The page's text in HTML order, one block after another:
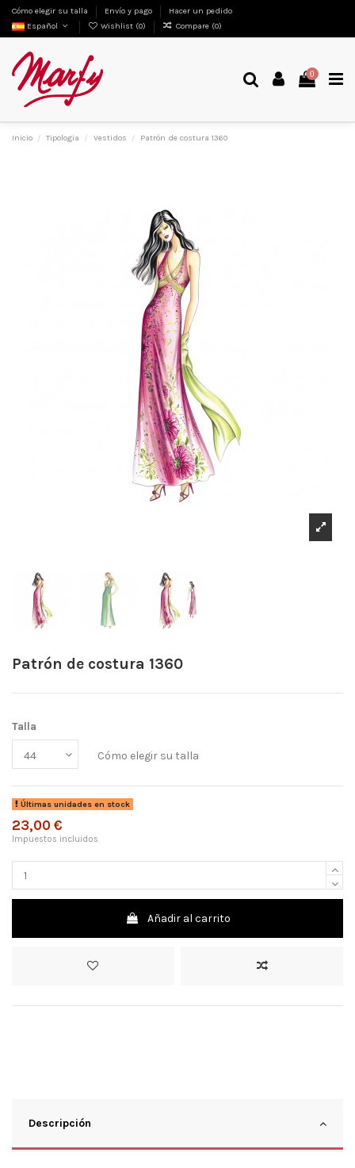
Cómo elegir su talla Envío y pago
Hacer un pedido
Español
Wishlist (0) Compare (0)
0
Inicio Tipologia Vestidos Patrón de costura 1360
Patrón de costura 1360
Talla
Cómo elegir su talla
Últimas unidades en stock
23,00 €
Impuestos incluidos
Añadir al carrito
Descripción